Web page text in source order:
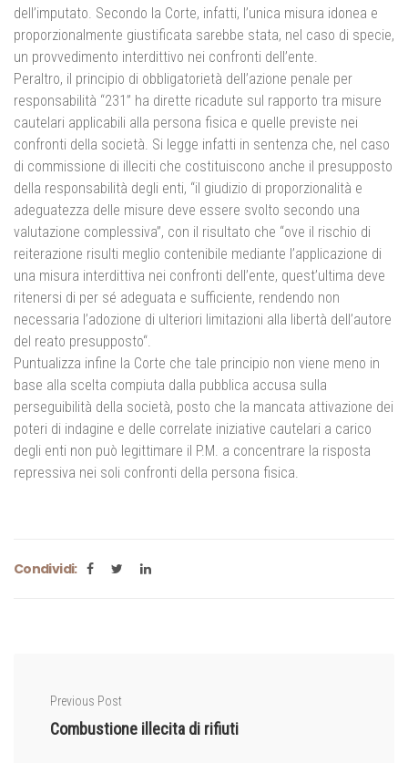
dell’imputato. Secondo la Corte, infatti, l’unica misura idonea e
proporzionalmente giustificata sarebbe stata, nel caso di specie,
un provvedimento interdittivo nei confronti dell’ente.
Peraltro, il principio di obbligatorietà dell’azione penale per
responsabilità “231” ha dirette ricadute sul rapporto tra misure
cautelari applicabili alla persona fisica e quelle previste nei
confronti della società. Si legge infatti in sentenza che, nel caso
di commissione di illeciti che costituiscono anche il presupposto
della responsabilità degli enti, “il giudizio di proporzionalità e
adeguatezza delle misure deve essere svolto secondo una
valutazione complessiva”, con il risultato che “ove il rischio di
reiterazione risulti meglio contenibile mediante l’applicazione di
una misura interdittiva nei confronti dell’ente, quest’ultima deve
ritenersi di per sé adeguata e sufficiente, rendendo non
necessaria l’adozione di ulteriori limitazioni alla libertà dell’autore
del reato presupposto“.
Puntualizza infine la Corte che tale principio non viene meno in
base alla scelta compiuta dalla pubblica accusa sulla
perseguibilità della società, posto che la mancata attivazione dei
poteri di indagine e delle correlate iniziative cautelari a carico
degli enti non può legittimare il P.M. a concentrare la risposta
repressiva nei soli confronti della persona fisica.
Condividi:
Previous Post
Combustione illecita di rifiuti